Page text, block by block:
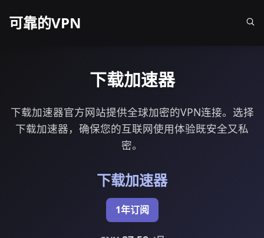
可靠的VPN
下载加速器
下载加速器官方网站提供全球加密的VPN连接。选择
下载加速器，确保您的互联网使用体验既安全又私
密。
下载加速器
1年订阅